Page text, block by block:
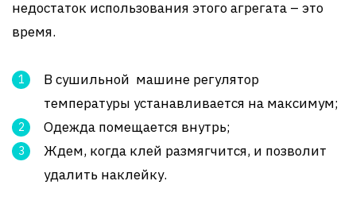
недостаток использования этого агрегата – это
время.
В сушильной машине регулятор
температуры устанавливается на максимум;
Одежда помещается внутрь;
Ждем, когда клей размягчится, и позволит
удалить наклейку.